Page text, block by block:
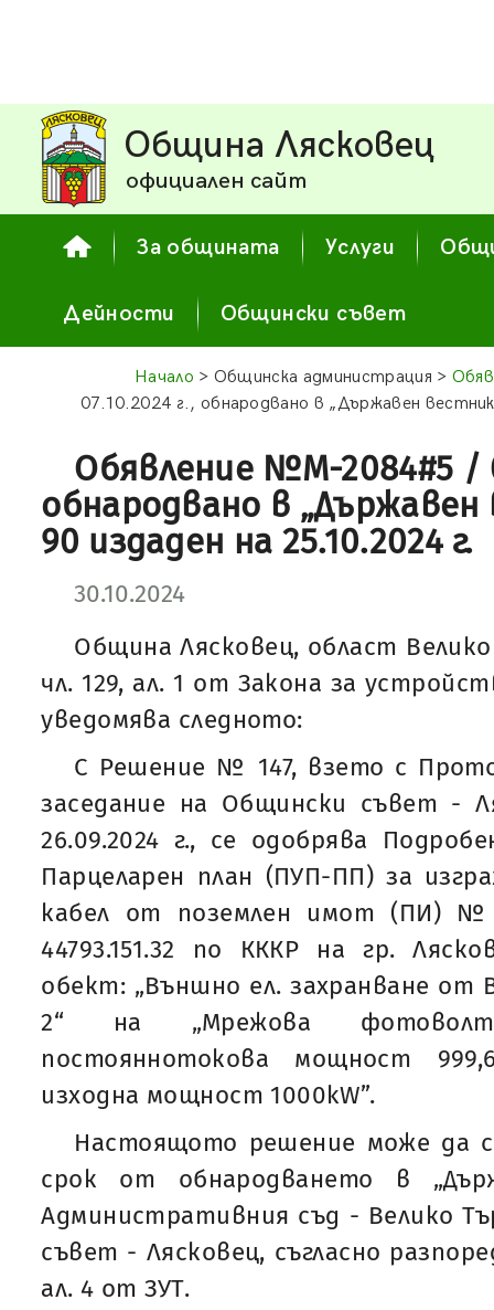
Община Лясковец
официален сайт
За общината Услуги
Дейности Общински съвет
Начало > Общинска администрация >
07.10.2024 г., обнародвано в „Държавен
Обявление №М-2084#5 /
обнародвано в „Държавен
90 издаден на 25.10.2024 г.
30.10.2024
Община Лясковец, област
чл. 129, ал. 1 от Закона за
уведомява следното:
С Решение № 147, взето с
заседание на Общински съвет -
26.09.2024 г., се одобрява
Парцеларен план (ПУП-ПП) за
кабел от поземлен имот (ПИ) №
44793.151.32 по КККР на гр.
обект: „Външно ел. захранване от
2“ на „Мрежова
постояннотокова мощност
изходна мощност 1000kW”.
Настоящото решение може да
срок от обнародването в
Административния съд - Велико
съвет - Лясковец, съгласно
ал. 4 от ЗУТ.